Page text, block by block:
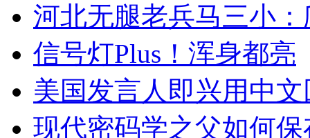
河北无腿老兵马三小
信号灯Plus！浑身都亮
美国发言人即兴用中
现代密码学之父如何